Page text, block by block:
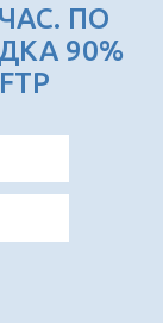
ПО
90%